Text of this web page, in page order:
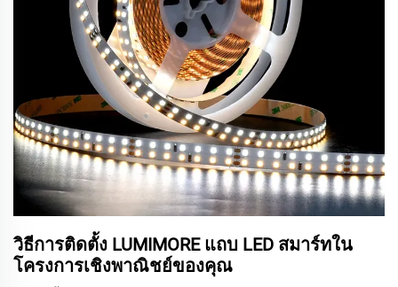
วิธีการติดตั้ง LUMIMORE แถบ LED สมาร์ทใน
โครงการเชิงพาณิชย์ของคุณ